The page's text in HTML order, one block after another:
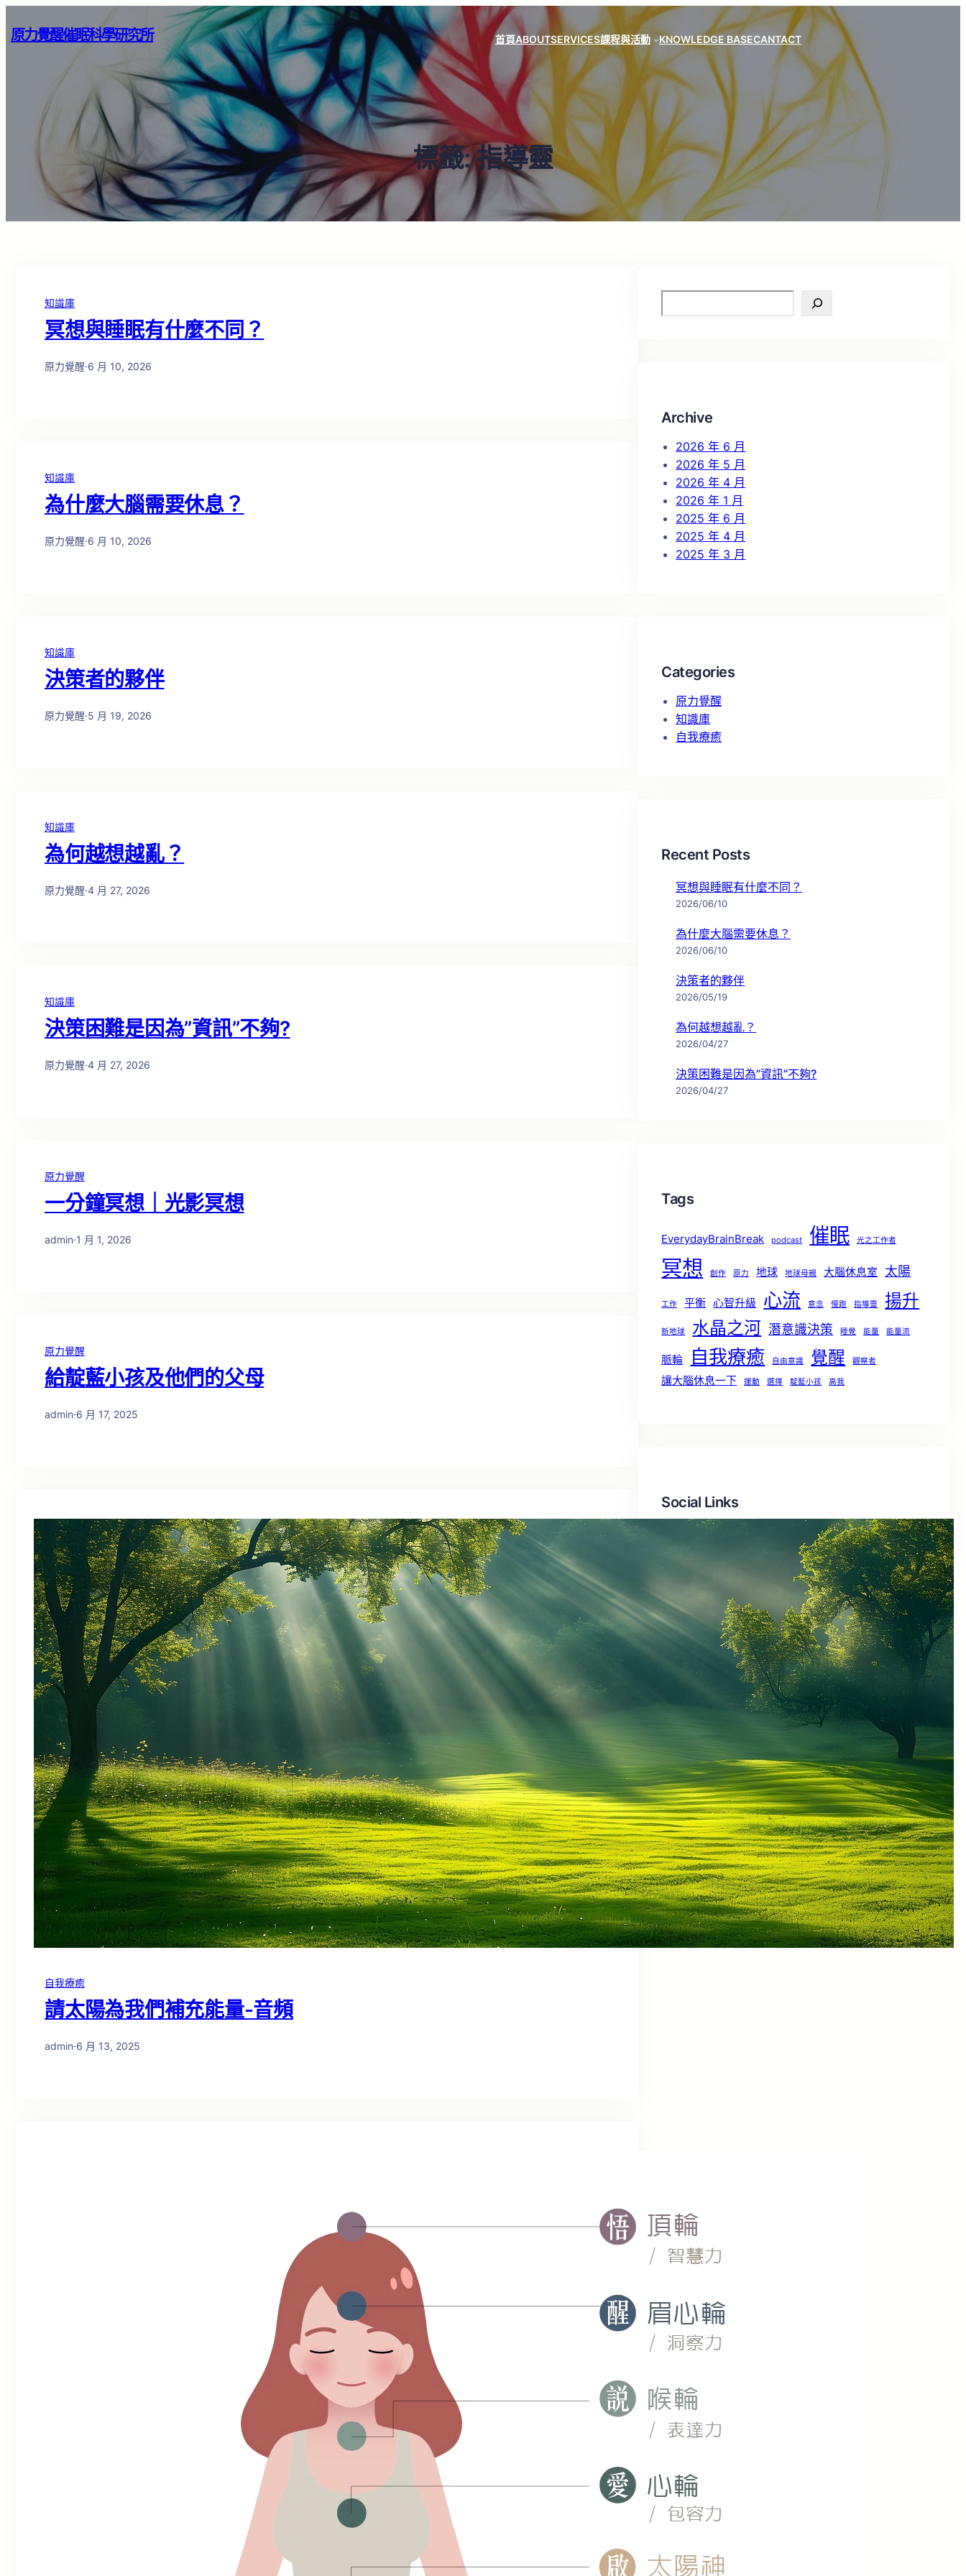
原力覺醒催眠科學研究所 首頁ABOUTSERVICES課程與活動 KNOWLEDGE BASECANTACT
標籤:指導靈
知識庫
冥想與睡眠有什麼不同？
原力覺醒·6 月 10, 2026
知識庫
為什麼大腦需要休息？
原力覺醒·6 月 10, 2026
知識庫
決策者的夥伴
原力覺醒·5 月 19, 2026
知識庫
為何越想越亂？
原力覺醒·4 月 27, 2026
知識庫
決策困難是因為”資訊”不夠?
原力覺醒·4 月 27, 2026
原力覺醒
一分鐘冥想｜光影冥想
admin·1 月 1, 2026
原力覺醒
給靛藍小孩及他們的父母
admin·6 月 17, 2025
自我療癒
請太陽為我們補充能量-音頻
admin·6 月 13, 2025
e
Archive
2026 年 6 月
2026 年 5 月
2026 年 4 月
2026 年 1 月
2025 年 6 月
2025 年 4 月
2025 年 3 月
Categories
原力覺醒
知識庫
自我療癒
Recent Posts
冥想與睡眠有什麼不同？
2026/06/10
為什麼大腦需要休息？
2026/06/10
決策者的夥伴
2026/05/19
為何越想越亂？
2026/04/27
決策困難是因為”資訊”不夠?
2026/04/27
Tags
EverydayBrainBreak podcast 催眠 光之工作者
冥想 創作 原力 地球 地球母親 大腦休息室 太陽
工作 平衡 心智升級 心流 意念 慢跑 指導靈 揚升
新地球 水晶之河 潛意識決策 睡覺 能量 能量流
脈輪 自我療癒 自由意識 覺醒 觀察者
讓大腦休息一下 運動 選擇 靛藍小孩 高我
Social Links
X LinkedIn Instagram